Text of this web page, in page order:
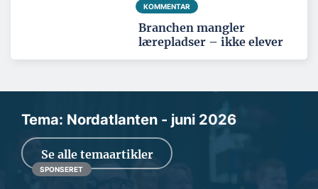
KOMMENTAR
Branchen mangler
lærepladser – ikke elever
Tema: Nordatlanten - juni 2026
Se alle temaartikler
SPONSERET